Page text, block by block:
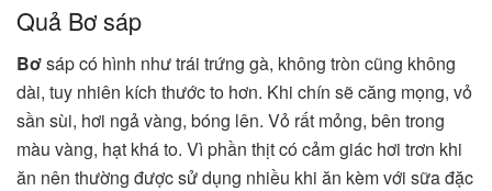
Quả Bơ sáp
Bơsáp có hình như trái trứng gà, không tròn cũng không
dài, tuy nhiên kích thước to hơn. Khi chín sẽ căng mọng, vỏ
sần sùi, hơi ngả vàng, bóng lên. Vỏ rất mỏng, bên trong
màu vàng, hạt khá to. Vì phần thịt có cảm giác hơi trơn khi
ăn nên thường được sử dụng nhiều khi ăn kèm với sữa đặc